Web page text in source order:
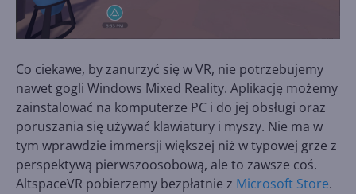
Co ciekawe, by zanurzyć się w VR, nie potrzebujemy
nawet gogli Windows Mixed Reality. Aplikację możemy
zainstalować na komputerze PC i do jej obsługi oraz
poruszania się używać klawiatury i myszy. Nie ma w
tym wprawdzie immersji większej niż w typowej grze z
perspektywą pierwszoosobową, ale to zawsze coś.
AltspaceVR pobierzemy bezpłatnie z Microsoft Store.